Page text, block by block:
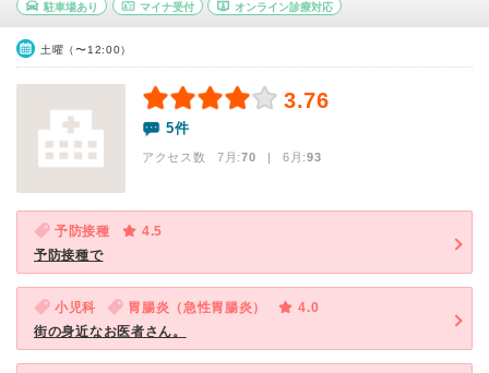
駐車場あり マイナ受付 オンライン診療対応
土曜（〜12:00）
3.76
5件
アクセス数 7月:70 | 6月:93
予防接種
4.5
予防接種で
小児科 胃腸炎（急性胃腸炎）
4.0
街の身近なお医者さん。